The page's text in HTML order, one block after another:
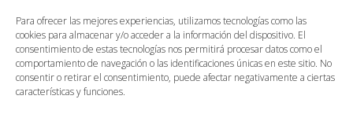
Para ofrecer las mejores experiencias, utilizamos tecnologías como las
cookies para almacenar y/o acceder a la información del dispositivo. El
consentimiento de estas tecnologías nos permitirá procesar datos como el
comportamiento de navegación o las identificaciones únicas en este sitio. No
consentir o retirar el consentimiento, puede afectar negativamente a ciertas
características y funciones.
Información de Envíos
Política de devoluciones